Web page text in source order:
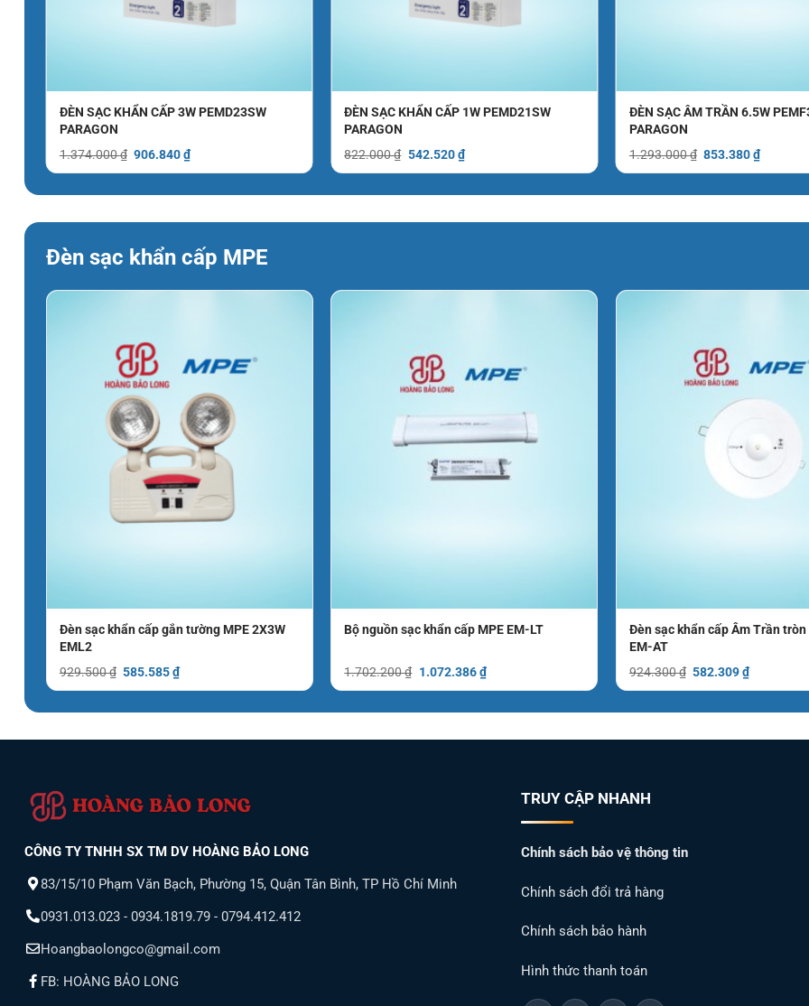
ĐÈN SẠC KHẨN CẤP 3W PEMD23SW
PARAGON
1.374.000₫ Giá
1.374.000 ₫.
906.840₫Giá
hiện
là:
ĐÈN SẠC KHẨN CẤP 1W PEMD21SW
PARAGON
822.000₫ Giá
822.000 ₫.
542.520₫Giá
hiện
là:
ĐÈN SẠC ÂM TRẦN 6.5W
PARAGON
1.293.000₫ Giá
1.293.000 ₫.
853.380₫Giá
hiện
là:
Đèn sạc khẩn cấp MPE
Đèn sạc khẩn cấp gắn tường MPE 2X3W
EML2
929.500₫ Giá
929.500 ₫.
585.585₫Giá
hiện
là:
Bộ nguồn sạc khẩn cấp MPE EM-LT
1.702.200₫ Giá
1.702.200 ₫.
1.072.386₫Giá
hiện
là:
Đèn sạc khẩn cấp Âm Trần tròn
EM-AT
924.300₫ Giá
924.300 ₫.
582.309₫Giá
hiện
là:
CÔNG TY TNHH SX TM DV HOÀNG BẢO LONG
83/15/10 Phạm Văn Bạch, Phường 15, Quận Tân Bình, TP Hồ Chí Minh
0931.013.023 - 0934.1819.79 - 0794.412.412
Hoangbaolongco@gmail.com
FB: HOÀNG BẢO LONG
TRUY CẬP NHANH
Chính sách bảo vệ thông tin
Chính sách đổi trả hàng
Chính sách bảo hành
Hình thức thanh toán